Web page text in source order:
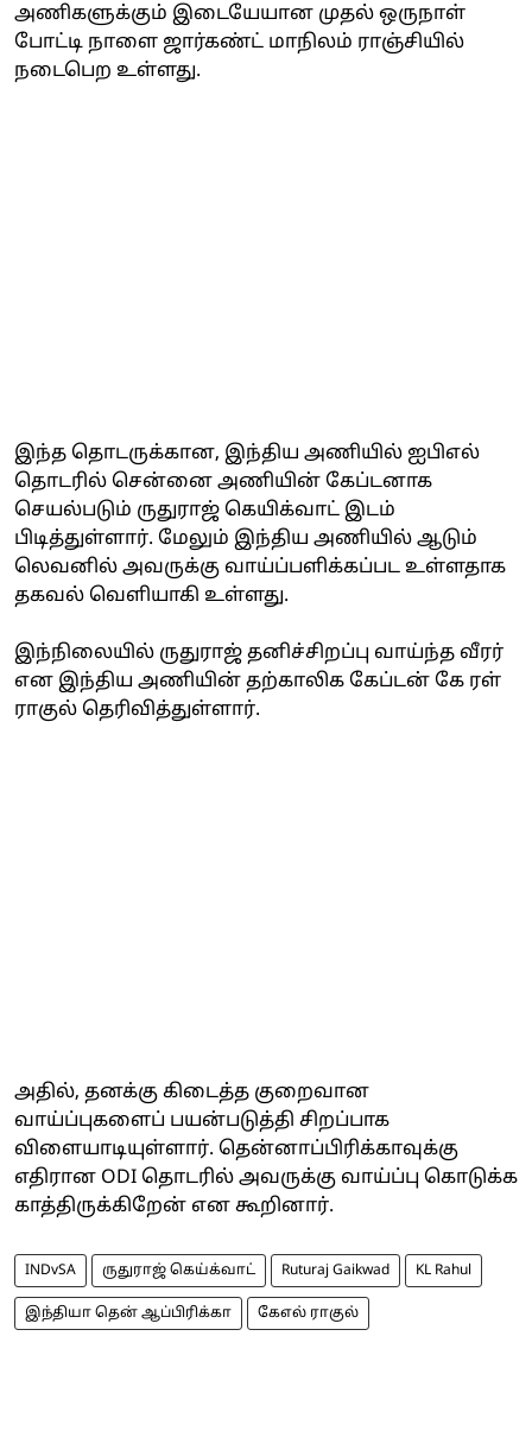
அணிகளுக்கும் இடையேயான முதல் ஒருநாள்
போட்டி நாளை ஜார்கண்ட் மாநிலம் ராஞ்சியில்
நடைபெற உள்ளது.
இந்த தொடருக்கான, இந்திய அணியில் ஐபிஎல்
தொடரில் சென்னை அணியின் கேப்டனாக
செயல்படும் ருதுராஜ் கெயிக்வாட் இடம்
பிடித்துள்ளார். மேலும் இந்திய அணியில் ஆடும்
லெவனில் அவருக்கு வாய்ப்பளிக்கப்பட உள்ளதாக
தகவல் வெளியாகி உள்ளது.
இந்நிலையில் ருதுராஜ் தனிச்சிறப்பு வாய்ந்த வீரர்
என இந்திய அணியின் தற்காலிக கேப்டன் கே ரள்
ராகுல் தெரிவித்துள்ளார்.
அதில், தனக்கு கிடைத்த குறைவான
வாய்ப்புகளைப் பயன்படுத்தி சிறப்பாக
விளையாடியுள்ளார். தென்னாப்பிரிக்காவுக்கு
எதிரான ODI தொடரில் அவருக்கு வாய்ப்பு கொடுக்க
காத்திருக்கிறேன் என கூறினார்.
INDvSA ருதுராஜ் கெய்க்வாட் Ruturaj Gaikwad KL Rahul
இந்தியா தென் ஆப்பிரிக்கா கேஎல் ராகுல்